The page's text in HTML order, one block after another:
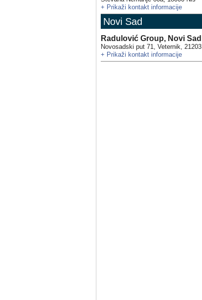
+ Prikaži kontakt informacije
Novi Sad
Radulović Group, Novi Sad
Novosadski put 71, Veternik, 21203
+ Prikaži kontakt informacije